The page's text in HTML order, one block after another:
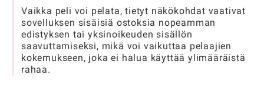
Vaikka peli voi pelata, tietyt näkökohdat vaativat
sovelluksen sisäisiä ostoksia nopeamman
edistyksen tai yksinoikeuden sisällön
saavuttamiseksi, mikä voi vaikuttaa pelaajien
kokemukseen, joka ei halua käyttää ylimääräistä
rahaa.